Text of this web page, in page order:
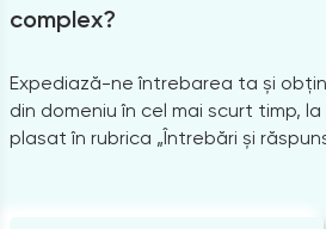
complex?
Expediază-ne întrebarea ta și
din domeniu în cel mai scurt timp,
plasat în rubrica „Întrebări și